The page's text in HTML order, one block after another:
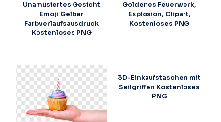
Unamüsiertes Gesicht
Emoji Gelber
Farbverlaufsausdruck
Kostenloses PNG
Goldenes Feuerwerk,
Explosion, Clipart,
Kostenloses PNG
3D-Einkaufstaschen mit
Seilgriffen Kostenloses
PNG